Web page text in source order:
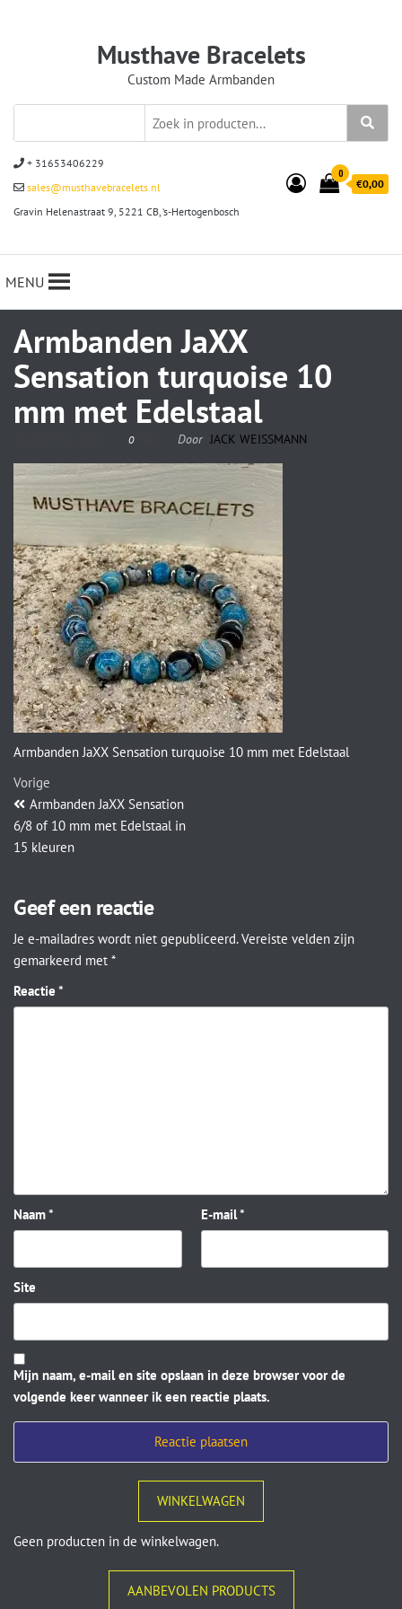
Musthave Bracelets
Custom Made Armbanden
+ 31653406229
sales@musthavebracelets.nl
Gravin Helenastraat 9, 5221 CB, ‘s-Hertogenbosch
0
€0,00
MENU
Armbanden JaXX
Sensation turquoise 10
mm met Edelstaal
0 Door JACK WEISSMANN
Armbanden JaXX Sensation turquoise 10 mm met Edelstaal
Vorige
Armbanden JaXX Sensation
6/8 of 10 mm met Edelstaal in
15 kleuren
Geef een reactie
Je e-mailadres wordt niet gepubliceerd. Vereiste velden zijn
gemarkeerd met *
Reactie *
Naam* E-mail*
Site
Mijn naam, e-mail en site opslaan in deze browser voor de
volgende keer wanneer ik een reactie plaats.
WINKELWAGEN
Geen producten in de winkelwagen.
AANBEVOLEN PRODUCTS